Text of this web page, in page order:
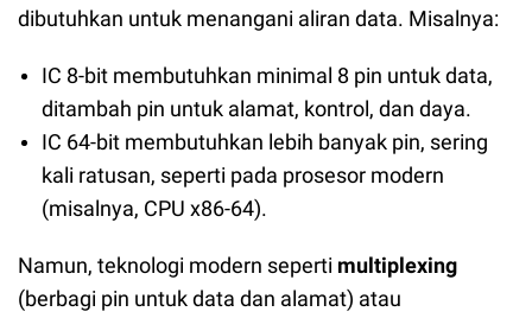
dibutuhkan untuk menangani aliran data. Misalnya:
IC 8-bit membutuhkan minimal 8 pin untuk data,
ditambah pin untuk alamat, kontrol, dan daya.
IC 64-bit membutuhkan lebih banyak pin, sering
kali ratusan, seperti pada prosesor modern
(misalnya, CPU x86-64).
Namun, teknologi modern seperti multiplexing
(berbagi pin untuk data dan alamat) atau